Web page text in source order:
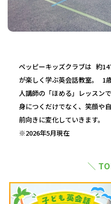
ペッピーキッズクラブは 約
が楽しく学ぶ英会話教室。 1
人講師の「ほめる」レッスン
身につくだけでなく、笑顔や
前向きに変化していきます。
※2026年5月現在
＼